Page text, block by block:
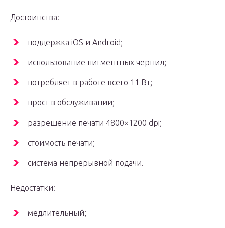
Достоинства:
поддержка iOS и Android;
использование пигментных чернил;
потребляет в работе всего 11 Вт;
прост в обслуживании;
разрешение печати 4800×1200 dpi;
стоимость печати;
система непрерывной подачи.
Недостатки:
медлительный;